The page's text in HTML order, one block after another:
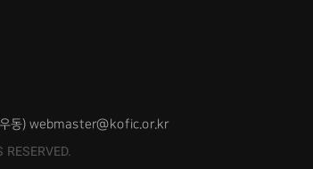
우동) webmaster@kofic.or.kr